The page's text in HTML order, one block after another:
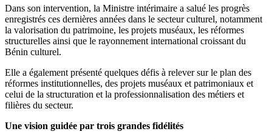
Dans son intervention, la Ministre intérimaire a salué les progrès
enregistrés ces dernières années dans le secteur culturel, notamment
la valorisation du patrimoine, les projets muséaux, les réformes
structurelles ainsi que le rayonnement international croissant du
Bénin culturel.
Elle a également présenté quelques défis à relever sur le plan des
réformes institutionnelles, des projets muséaux et patrimoniaux et
celui de la structuration et la professionnalisation des métiers et
filières du secteur.
Une vision guidée par trois grandes fidélités